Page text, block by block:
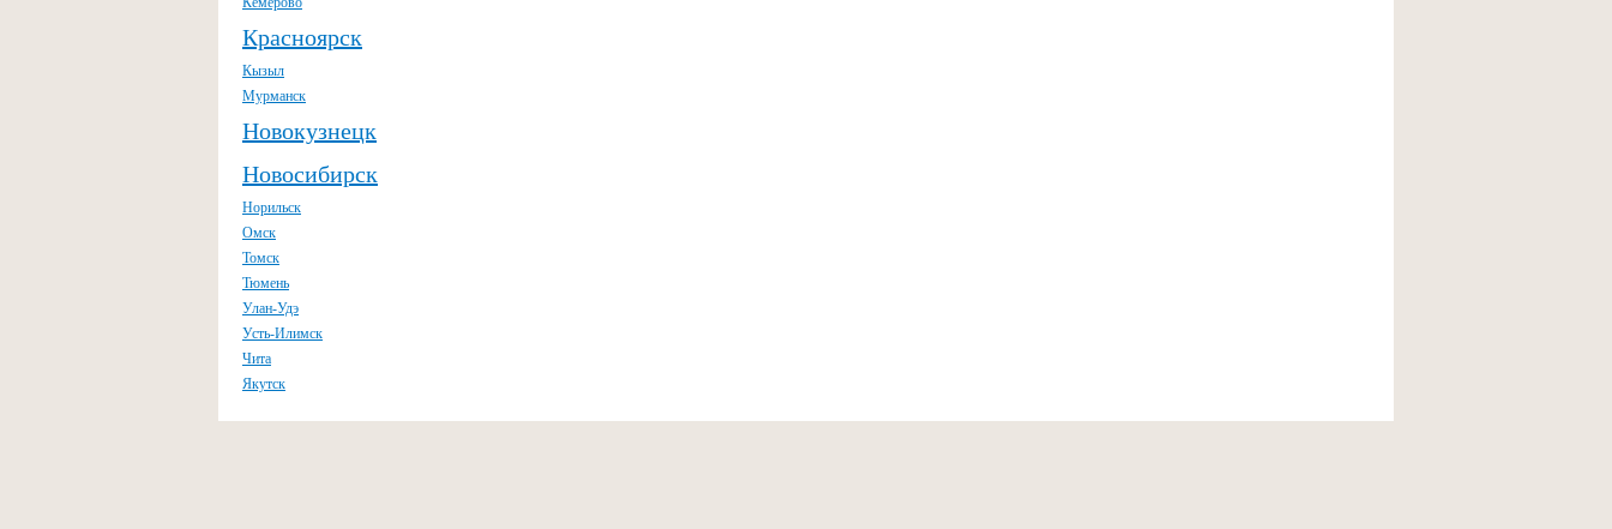
Красноярск
Кызыл
Мурманск
Новокузнецк
Новосибирск
Норильск
Омск
Томск
Тюмень
Улан-Удэ
Усть-Илимск
Чита
Якутск